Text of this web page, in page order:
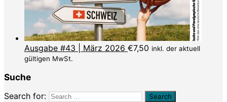
Ausgabe #43 | März 2026 €7,50 inkl. der aktuell
gültigen MwSt.
Suche
Search for: